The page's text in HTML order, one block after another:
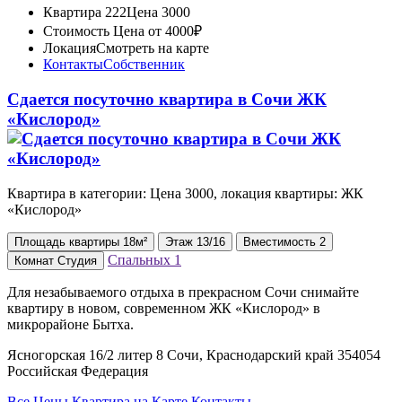
Квартира 222Цена 3000
Стоимость Цена от 4000₽
ЛокацияСмотреть на карте
КонтактыСобственник
Сдается посуточно квартира в Сочи ЖК
«Кислород»
Квартира в категории: Цена 3000, локация квартиры: ЖК
«Кислород»
Площадь квартиры 18м² Этаж 13/16 Вместимость 2
Комнат Студия Спальных 1
Для незабываемого отдыха в прекрасном Сочи снимайте
квартиру в новом, современном ЖК «Кислород» в
микрорайоне Бытха.
Ясногорская 16/2 литер 8 Сочи, Краснодарский край 354054
Российская Федерация